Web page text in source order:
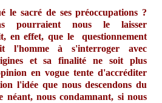
le sacré de ses préoccupations ?
pourraient nous le laisser
en effet, que le questionnement
l'homme à s'interroger avec
et sa finalité ne soit plus
en vogue tente d'accréditer
l'idée que nous descendons du
néant, nous condamnant, si nous